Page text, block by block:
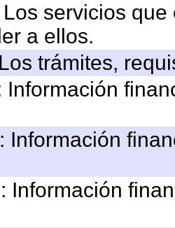
servicios
a ellos.
trámites,
Información
Información
Información